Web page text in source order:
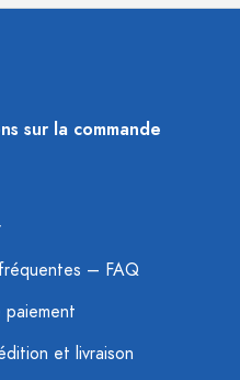
sur la commande
– FAQ
et livraison